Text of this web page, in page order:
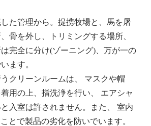
た管理から。提携牧場と、馬を屠
骨を外し、トリミングする場所、
完全に分け(ゾーニング)、万が一の
ます。
クリーンルームは、 マスクや帽
用の上、指洗浄を行い、 エアシャ
入室は許されません。また、 室内
とで製品の劣化を防いでいます。